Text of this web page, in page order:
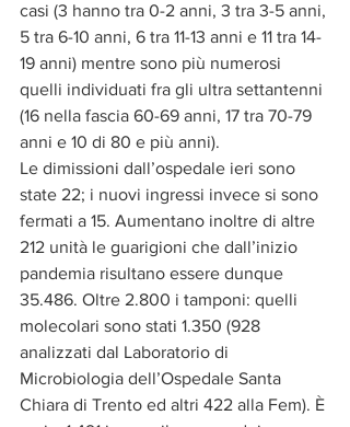
casi (3 hanno tra 0-2 anni, 3 tra 3-5 anni,
5 tra 6-10 anni, 6 tra 11-13 anni e 11 tra 14-
19 anni) mentre sono più numerosi
quelli individuati fra gli ultra settantenni
(16 nella fascia 60-69 anni, 17 tra 70-79
anni e 10 di 80 e più anni).
Le dimissioni dall’ospedale ieri sono
state 22; i nuovi ingressi invece si sono
fermati a 15. Aumentano inoltre di altre
212 unità le guarigioni che dall’inizio
pandemia risultano essere dunque
35.486. Oltre 2.800 i tamponi: quelli
molecolari sono stati 1.350 (928
analizzati dal Laboratorio di
Microbiologia dell’Ospedale Santa
Chiara di Trento ed altri 422 alla Fem). È